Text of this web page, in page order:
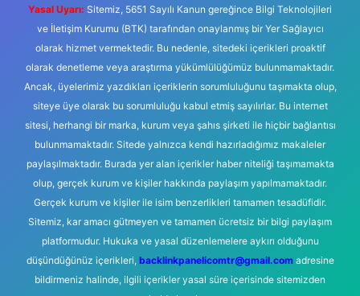
Yasal Uyarı: Sitemiz, 5651 Sayılı Kanun gereğince Bilgi Teknolojileri
ve İletişim Kurumu (BTK) tarafından onaylanmış bir Yer Sağlayıcı
olarak hizmet vermektedir. Bu nedenle, sitedeki içerikleri proaktif
olarak denetleme veya araştırma yükümlülüğümüz bulunmamaktadır.
Ancak, üyelerimiz yazdıkları içeriklerin sorumluluğunu taşımakta olup,
siteye üye olarak bu sorumluluğu kabul etmiş sayılırlar. Bu internet
sitesi, herhangi bir marka, kurum veya şahıs şirketi ile hiçbir bağlantısı
bulunmamaktadır. Sitede yalnızca kendi hazırladığımız makaleler
paylaşılmaktadır. Burada yer alan içerikler haber niteliği taşımamakta
olup, gerçek kurum ve kişiler hakkında paylaşım yapılmamaktadır.
Gerçek kurum ve kişiler ile isim benzerlikleri tamamen tesadüfidir.
Sitemiz, kar amacı gütmeyen ve tamamen ücretsiz bir bilgi paylaşım
platformudur. Hukuka ve yasal düzenlemelere aykırı olduğunu
düşündüğünüz içerikleri, backlinkpanelicomtr@gmail.comadresine
bildirmeniz halinde, ilgili içerikler yasal süre içerisinde sitemizden